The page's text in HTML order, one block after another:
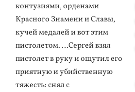
контузиями, орденами
Красного Знамени и Славы,
кучей медалей и вот этим
пистолетом. …Сергей взял
пистолет в руку и ощутил его
приятную и убийственную
тяжесть: снял с